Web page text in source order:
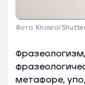
Фото: Khosro/
метафоре,